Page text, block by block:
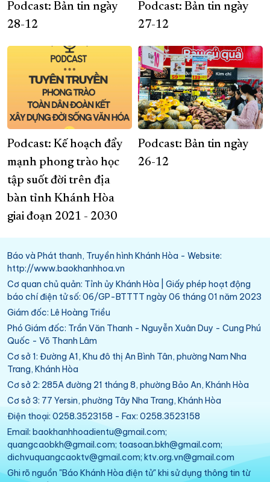
Podcast: Bản tin ngày
28-12
Podcast: Bản tin ngày
27-12
Podcast: Kế hoạch đẩy
mạnh phong trào học
tập suốt đời trên địa
bàn tỉnh Khánh Hòa
giai đoạn 2021 - 2030
Podcast: Bản tin ngày
26-12
Báo và Phát thanh, Truyền hình Khánh Hòa - Website:
http://www.baokhanhhoa.vn
Cơ quan chủ quản: Tỉnh ủy Khánh Hòa | Giấy phép hoạt động
báo chí điện tử số: 06/GP-BTTTT ngày 06 tháng 01 năm 2023
Giám đốc: Lê Hoàng Triều
Phó Giám đốc: Trần Văn Thanh - Nguyễn Xuân Duy - Cung Phú
Quốc - Võ Thanh Lâm
Cơ sở 1: Đường A1, Khu đô thị An Bình Tân, phường Nam Nha
Trang, Khánh Hòa
Cơ sở 2: 285A đường 21 tháng 8, phường Bảo An, Khánh Hòa
Cơ sở 3: 77 Yersin, phường Tây Nha Trang, Khánh Hòa
Điện thoại: 0258.3523158 - Fax: 0258.3523158
Email: baokhanhhoadientu@gmail.com;
quangcaobkh@gmail.com; toasoan.bkh@gmail.com;
dichvuquangcaoktv@gmail.com; ktv.org.vn@gmail.com
Ghi rõ nguồn "Báo Khánh Hòa điện tử" khi sử dụng thông tin từ